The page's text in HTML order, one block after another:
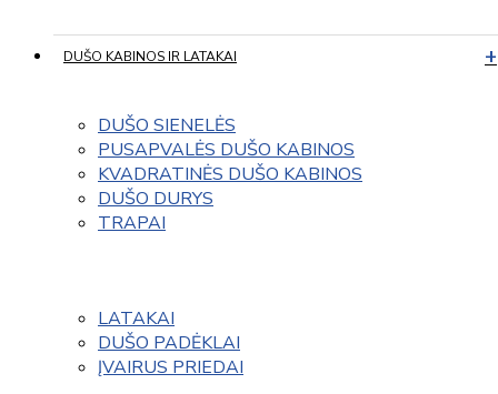
DUŠO KABINOS IR LATAKAI
DUŠO SIENELĖS
PUSAPVALĖS DUŠO KABINOS
KVADRATINĖS DUŠO KABINOS
DUŠO DURYS
TRAPAI
LATAKAI
DUŠO PADĖKLAI
ĮVAIRUS PRIEDAI